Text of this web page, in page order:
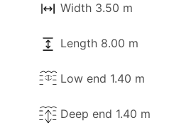
Width 3.50 m
Length 8.00 m
Low end 1.40 m
Deep end 1.40 m